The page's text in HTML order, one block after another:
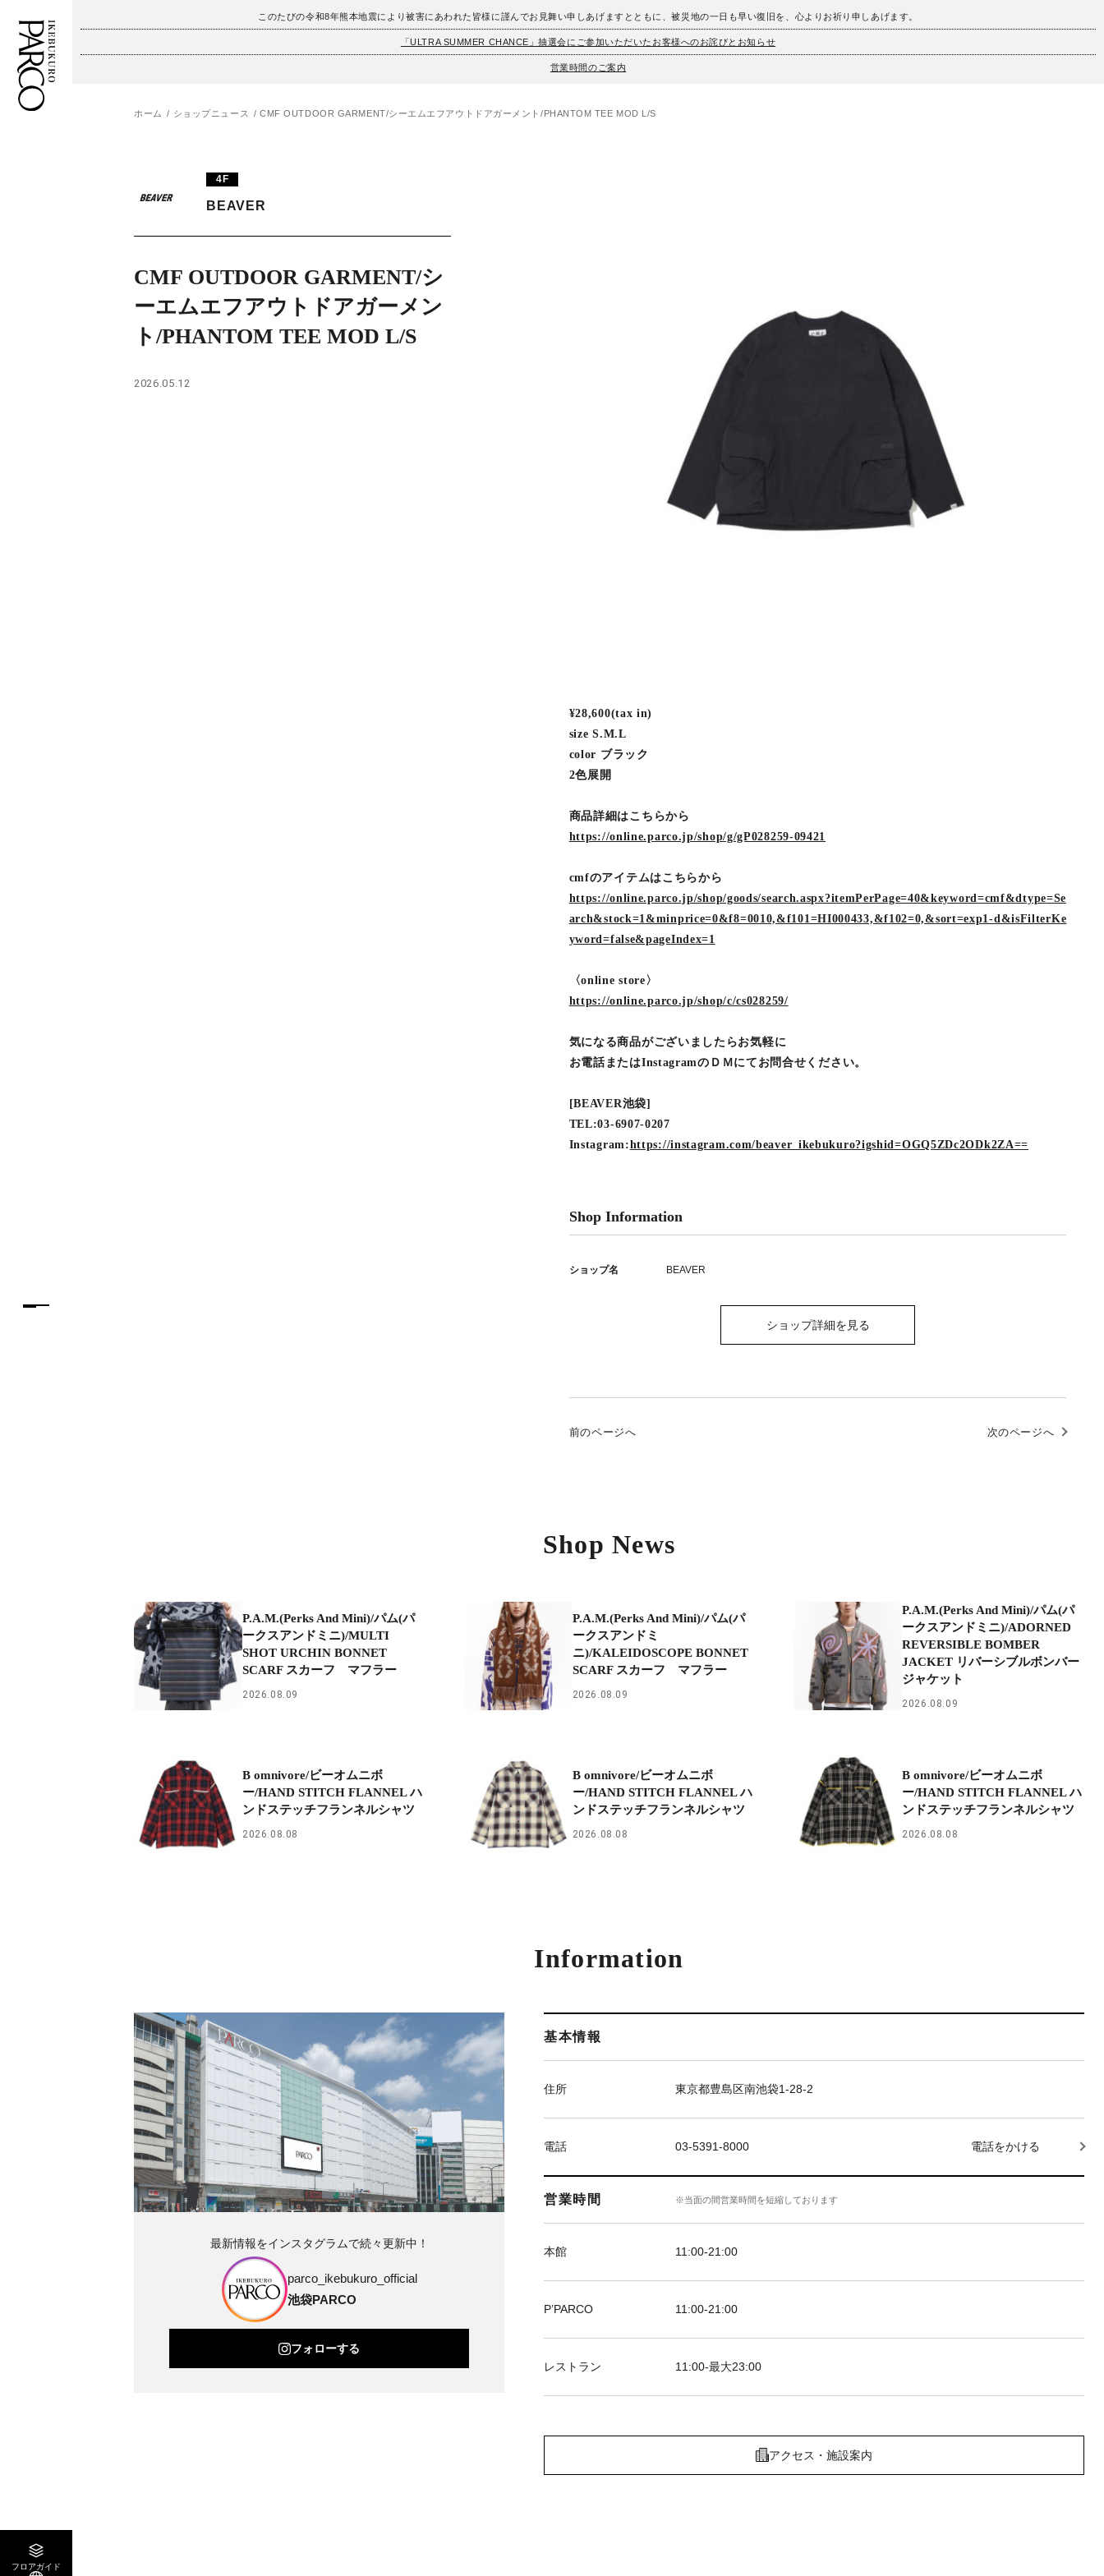
このたびの令和8年熊本地震により被害にあわれた皆様に謹んでお見舞い申しあげますとともに、被災地の一日も早い復旧を、心よりお祈り申しあげます。
「ULTRA SUMMER CHANCE」抽選会にご参加いただいたお客様へのお詫びとお知らせ
営業時間のご案内
フロアガイド
フロアガイド
イベント・ポップアップ
レストラン・カフェ
PARCOメンバーズ
ENGLISH
ภาษาไทย
ホーム ショップニュース CMF OUTDOOR GARMENT/シーエムエフアウトドアガーメント/PHANTOM TEE MOD L/S
4F
BEAVER
CMF OUTDOOR GARMENT/シ
ーエムエフアウトドアガーメン
ト/PHANTOM TEE MOD L/S
2026.05.12
¥28,600(tax in)
size S.M.L
color ブラック
2色展開
商品詳細はこちらから
https://online.parco.jp/shop/g/gP028259-09421
cmfのアイテムはこちらから
https://online.parco.jp/shop/goods/search.aspx?itemPerPage=40&keyword=cmf&dtype=Se
arch&stock=1&minprice=0&f8=0010,&f101=HI000433,&f102=0,&sort=exp1-d&isFilterKe
yword=false&pageIndex=1
〈online store〉
https://online.parco.jp/shop/c/cs028259/
気になる商品がございましたらお気軽に
お電話またはInstagramのＤＭにてお問合せください。
[BEAVER池袋]
TEL:03-6907-0207
Instagram:https://instagram.com/beaver_ikebukuro?igshid=OGQ5ZDc2ODk2ZA==
Shop Information
ショップ名 BEAVER
ショップ詳細を見る
前のページへ 次のページへ
Shop News
P.A.M.(Perks And Mini)/パム(パ
ークスアンドミニ)/MULTI
SHOT URCHIN BONNET
SCARF スカーフ マフラー
2026.08.09
P.A.M.(Perks And Mini)/パム(パ
ークスアンドミ
ニ)/KALEIDOSCOPE BONNET
SCARF スカーフ マフラー
2026.08.09
P.A.M.(Perks And Mini)/パム(パ
ークスアンドミニ)/ADORNED
REVERSIBLE BOMBER
JACKET リバーシブルボンバー
ジャケット
2026.08.09
B omnivore/ビーオムニボ
ー/HAND STITCH FLANNEL ハ
ンドステッチフランネルシャツ
2026.08.08
B omnivore/ビーオムニボ
ー/HAND STITCH FLANNEL ハ
ンドステッチフランネルシャツ
2026.08.08
B omnivore/ビーオムニボ
ー/HAND STITCH FLANNEL ハ
ンドステッチフランネルシャツ
2026.08.08
Information
基本情報
住所 東京都豊島区南池袋1-28-2
電話 03-5391-8000 電話をかける
営業時間 ※当面の間営業時間を短縮しております
本館 11:00-21:00
P’PARCO 11:00-21:00
レストラン 11:00-最大23:00
アクセス・施設案内
最新情報をインスタグラムで続々更新中！
parco_ikebukuro_official
池袋PARCO
フォローする